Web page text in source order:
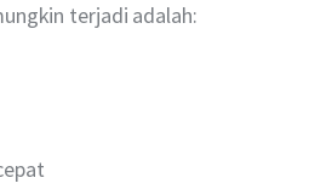
terjadi adalah: